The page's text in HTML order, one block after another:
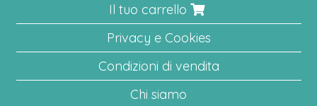
Il tuo carrello
Privacy e Cookies
Condizioni di vendita
Chi siamo